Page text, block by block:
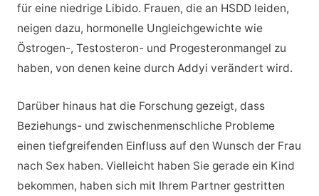
für eine niedrige Libido. Frauen, die an HSDD leiden,
neigen dazu, hormonelle Ungleichgewichte wie
Östrogen-, Testosteron- und Progesteronmangel zu
haben, von denen keine durch Addyi verändert wird.
Darüber hinaus hat die Forschung gezeigt, dass
Beziehungs- und zwischenmenschliche Probleme
einen tiefgreifenden Einfluss auf den Wunsch der Frau
nach Sex haben. Vielleicht haben Sie gerade ein Kind
bekommen, haben sich mit Ihrem Partner gestritten